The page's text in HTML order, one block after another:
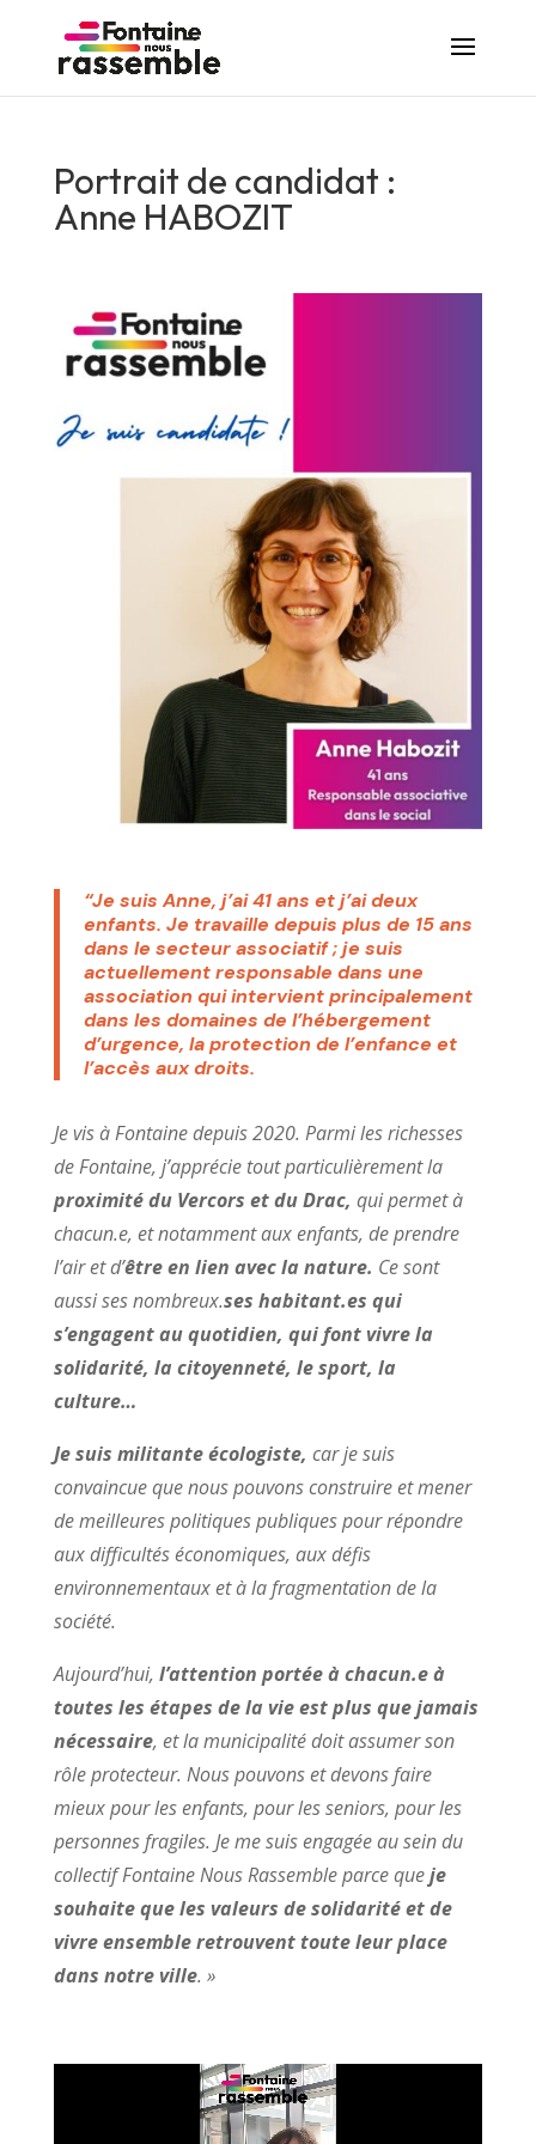
Portrait de candidat :
Anne HABOZIT
“Je suis Anne, j’ai 41 ans et j’ai deux
enfants. Je travaille depuis plus de 15 ans
dans le secteur associatif; je suis
actuellement responsable dans une
association qui intervient principalement
dans les domaines de l’hébergement
d’urgence, la protection de l’enfance et
l’accès aux droits.
Je vis à Fontaine depuis 2020. Parmi les richesses
de Fontaine, j’apprécie tout particulièrement la
proximité du Vercors et du Drac, qui permet à
chacun.e, et notamment aux enfants, de prendre
l’air et d’être en lien avec la nature. Ce sont
aussi ses nombreux.ses habitant.es qui
s’engagent au quotidien, qui font vivre la
solidarité, la citoyenneté, le sport, la
culture…
Je suis militante écologiste, car je suis
convaincue que nous pouvons construire et mener
de meilleures politiques publiques pour répondre
aux difficultés économiques, aux défis
environnementaux et à la fragmentation de la
société.
Aujourd’hui, l’attention portée à chacun.e à
toutes les étapes de la vie est plus que jamais
nécessaire, et la municipalité doit assumer son
rôle protecteur. Nous pouvons et devons faire
mieux pour les enfants, pour les seniors, pour les
personnes fragiles. Je me suis engagée au sein du
collectif Fontaine Nous Rassemble parce queje
souhaite que les valeurs de solidarité et de
vivre ensemble retrouvent toute leur place
dans notre ville. »